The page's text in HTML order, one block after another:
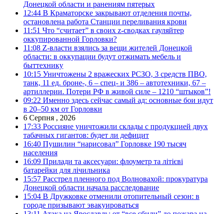
Донецкой области и ранениям пятерых
12:44 В Краматорске закрывают отделения почты,
остановлена работа Станции переливания крови
11:51 Что “считает” в своих z-сводках гауляйтер
оккупированной Горловки?
11:08 Z-власти взялись за вещи жителей Донецкой
области: в оккупации будут отжимать мебель и
быттехнику
10:15 Уничтожены 2 вражеских РСЗО, 3 средств ПВО,
танк, 11 ед. броне-, 6 – спец- и 386 – автотехники, 67 –
артиллерии. Потери РФ в живой силе – 1210 “штыков”!
09:22 Именно здесь сейчас самый ад: основные бои идут
в 20–50 км от Горловки
6 Серпня , 2026
17:33 Россияне уничтожили склады с продукцией двух
табачных гигантов: будет ли дефицит
16:40 Пушилин “нарисовал” Горловке 190 тысяч
населения
16:09 Прилади та аксесуари: флоуметр та літієві
батарейки для лічильника
15:57 Расстрел пленного под Волновахой: прокуратура
Донецкой области начала расследование
15:04 В Дружковке отменили отопительный сезон: в
городе призывают эвакуироваться